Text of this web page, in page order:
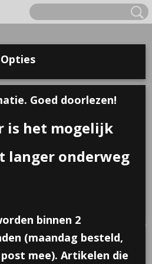
Geen producten
(0)
4 jaar neon, 10 stuks
Goed doorlezen!
is het mogelijk
langer onderweg
binnen 2
(maandag besteld,
mee). Artikelen die